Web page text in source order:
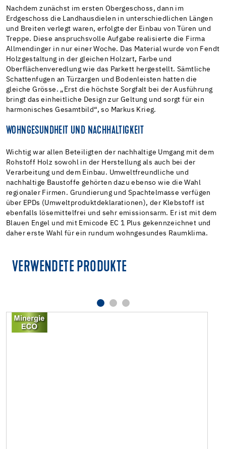
Nachdem zunächst im ersten Obergeschoss, dann im
Erdgeschoss die Landhausdielen in unterschiedlichen Längen
und Breiten verlegt waren, erfolgte der Einbau von Türen und
Treppe. Diese anspruchsvolle Aufgabe realisierte die Firma
Allmendinger in nur einer Woche. Das Material wurde von Fendt
Holzgestaltung in der gleichen Holzart, Farbe und
Oberflächenveredlung wie das Parkett hergestellt. Sämtliche
Schattenfugen an Türzargen und Bodenleisten hatten die
gleiche Grösse. „Erst die höchste Sorgfalt bei der Ausführung
bringt das einheitliche Design zur Geltung und sorgt für ein
harmonisches Gesamtbild“, so Markus Krieg.
WOHNGESUNDHEIT UND NACHHALTIGKEIT
Wichtig war allen Beteiligten der nachhaltige Umgang mit dem
Rohstoff Holz sowohl in der Herstellung als auch bei der
Verarbeitung und dem Einbau. Umweltfreundliche und
nachhaltige Baustoffe gehörten dazu ebenso wie die Wahl
regionaler Firmen. Grundierung und Spachtelmasse verfügen
über EPDs (Umweltproduktdeklarationen), der Klebstoff ist
ebenfalls lösemittelfrei und sehr emissionsarm. Er ist mit dem
Blauen Engel und mit Emicode EC 1 Plus gekennzeichnet und
daher erste Wahl für ein rundum wohngesundes Raumklima.
VERWENDETE PRODUKTE